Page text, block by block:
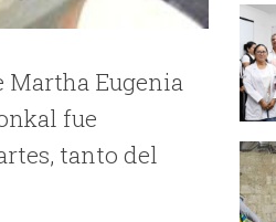
Martha Eugenia
fue
tanto del